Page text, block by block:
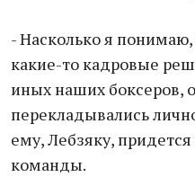
- Насколько я
какие-то кадровые
иных наших боксеров,
перекладывались
ему, Лебзяку, придется
команды.